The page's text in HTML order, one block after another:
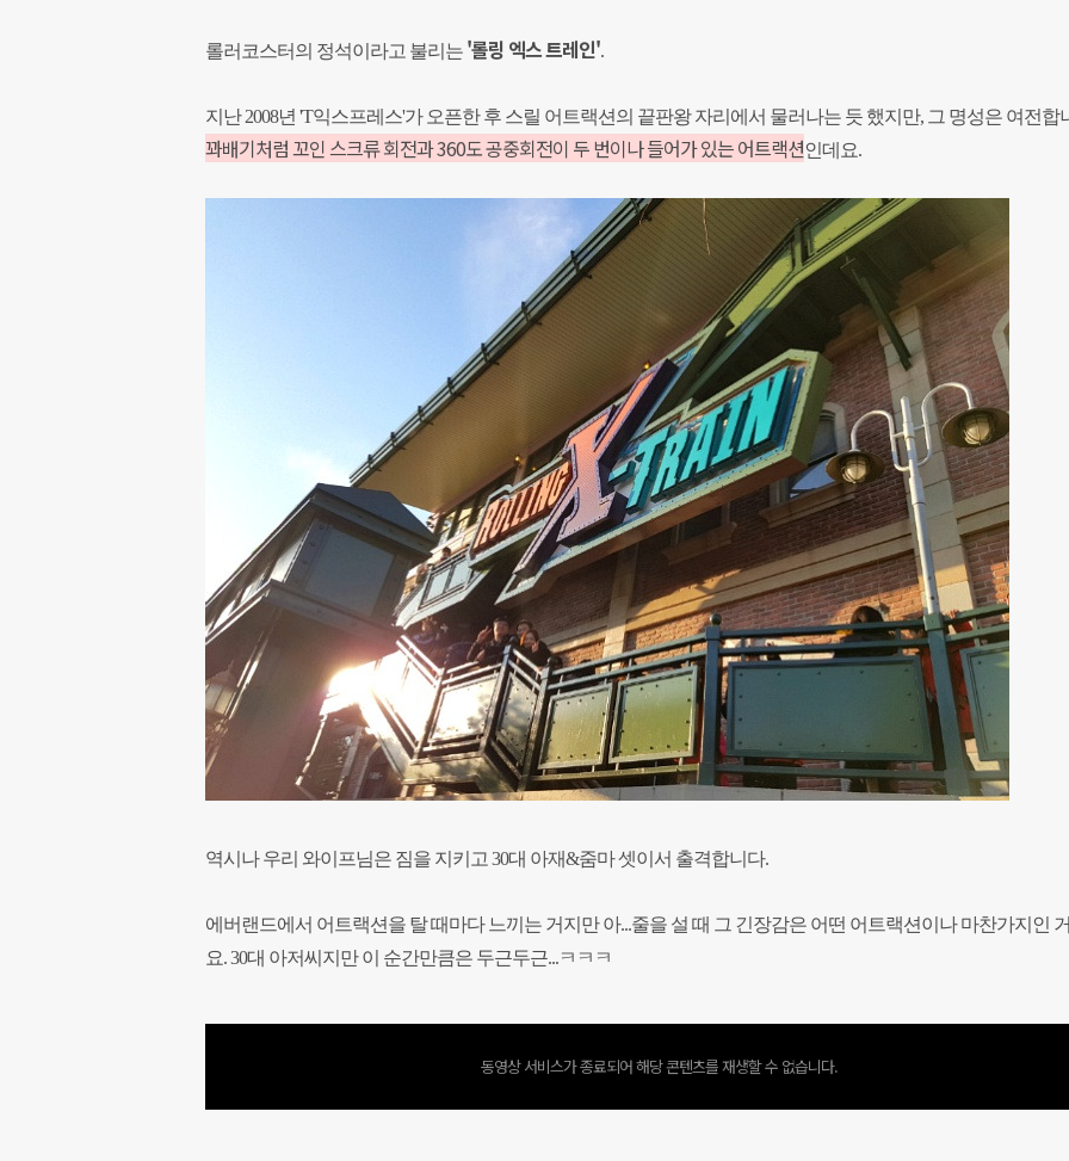
롤러코스터의 정석이라고 불리는 '롤링 엑스 트레인'.
지난 2008년 'T익스프레스'가 오픈한 후 스릴 어트랙션의 끝판왕 자리에서 물러나는 듯 했지만, 그 명성은 여전합
꽈배기처럼 꼬인 스크류 회전과 360도 공중회전이 두 번이나 들어가 있는 어트랙션인데요.
역시나 우리 와이프님은 짐을 지키고 30대 아재&줌마 셋이서 출격합니다.
에버랜드에서 어트랙션을 탈 때마다 느끼는 거지만 아...줄을 설 때 그 긴장감은 어떤 어트랙션이나 마찬가지인
요. 30대 아저씨지만 이 순간만큼은 두근두근...ㅋㅋㅋ
동영상 서비스가 종료되어 해당 콘텐츠를 재생할 수 없습니다.